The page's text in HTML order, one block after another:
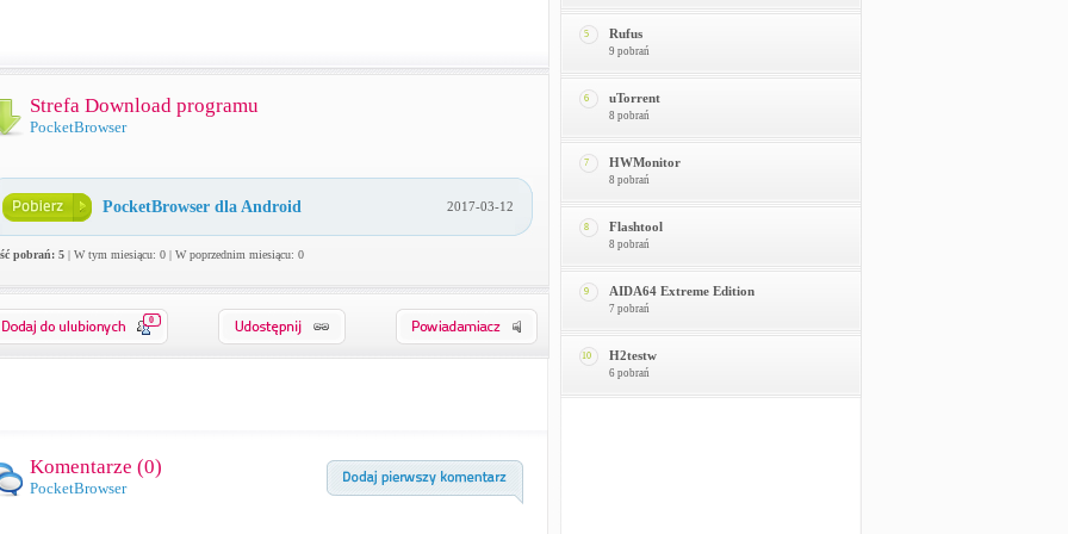
Strefa Download programu
PocketBrowser
PocketBrowser dla Android 2017-03-12
pobrań: 5| W tym miesiącu: 0 | W poprzednim miesiącu: 0
0
Komentarze (0)
PocketBrowser
5 Rufus
9 pobrań
6 uTorrent
8 pobrań
7 HWMonitor
8 pobrań
8 Flashtool
8 pobrań
9 AIDA64 Extreme Edition
7 pobrań
10 H2testw
6 pobrań